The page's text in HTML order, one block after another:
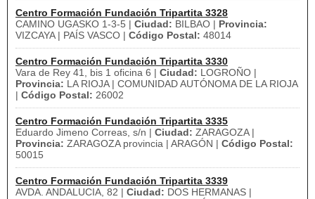
Centro Formación Fundación Tripartita 3328
CAMINO UGASKO 1-3-5 | Ciudad: BILBAO | Provincia:
VIZCAYA | PAÍS VASCO | Código Postal: 48014
Centro Formación Fundación Tripartita 3330
Vara de Rey 41, bis 1 oficina 6 | Ciudad: LOGROÑO |
Provincia: LA RIOJA | COMUNIDAD AUTÓNOMA DE LA RIOJA
| Código Postal: 26002
Centro Formación Fundación Tripartita 3335
Eduardo Jimeno Correas, s/n | Ciudad: ZARAGOZA |
Provincia: ZARAGOZA provincia | ARAGÓN | Código Postal:
50015
Centro Formación Fundación Tripartita 3339
AVDA. ANDALUCIA, 82 | Ciudad: DOS HERMANAS |